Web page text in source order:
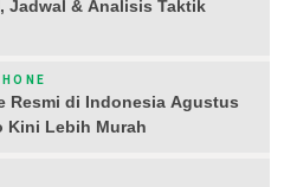
Jadwal & Analisis Taktik
Resmi di Indonesia Agustus
Kini Lebih Murah